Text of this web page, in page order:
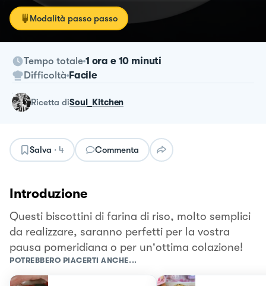
Modalità passo passo
Tempo totale 1 ora e 10 minuti
Difficoltà Facile
ricetta diSoul_Kitchen
Salva · 4 Commenta
Introduzione
Questi biscottini di farina di riso, molto semplici
da realizzare, saranno perfetti per la vostra
pausa pomeridiana o per un'ottima colazione!
POTREBBERO PIACERTI ANCHE...